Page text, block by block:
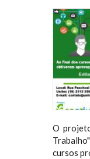
O
cursos